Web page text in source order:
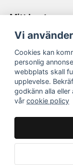
Mitt konto
Logga in
Glömt lösenord?
email
Mejladress
Bli medlem i vårt
Vi
Cookies kan
personlig
webbplats skall
upplevelse.
godkänn alla eller
vår cookie policy